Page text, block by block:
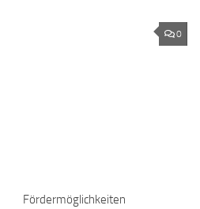
0
Fördermöglichkeiten